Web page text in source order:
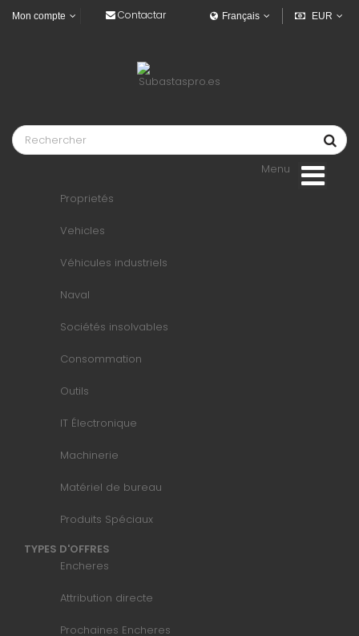
EUR
Français
Mon compte Contactar
Menu
Proprietés
Vehicles
Véhicules industriels
Naval
Sociétés insolvables
Consommation
Outils
IT Électronique
Machinerie
Matériel de bureau
Produits Spéciaux
TYPES D'OFFRES
Encheres
Attribution directe
Prochaines Encheres